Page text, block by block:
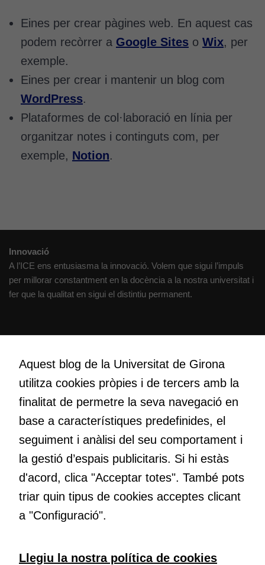
Eines per crear pàgines web. En aquest cas
podem recòrrer a Google Sites o Wix, per
exemple.
Eines per crear i mantenir un blog com
WordPress.
Plataformes de col·laboració en línia per
organitzar notes i continguts com, per
exemple, Notion.
Innovació
A l’ICE ens entusiasma la innovació. Volem que sigui l’impuls
per millorar constantment en la docència a la nostra universitat i
fer que la qualitat en sigui el distintiu permanent.
Volem crear espais de reflexió i de debat, espais on qüestionar-
nos el que estem fent, atrevir-nos a pensar noves i millors
maneres de fer-ho i generar plegats idees innovadores.
Educació
transformació. Volem contribuir a millorar-la impulsant
metodologies docents actives i ambients d’aprenentatge
dinàmics.
Subscriu-te al butlletí
Aquest blog de la Universitat de Girona
utilitza cookies pròpies i de tercers amb la
finalitat de permetre la seva navegació en
base a característiques predefinides, el
seguiment i anàlisi del seu comportament i
la gestió d’espais publicitaris. Si hi estàs
d'acord, clica "Acceptar totes". També pots
triar quin tipus de cookies acceptes clicant
a "Configuració".
Llegiu la nostra política de cookies
incrustats com
Genially, etc...